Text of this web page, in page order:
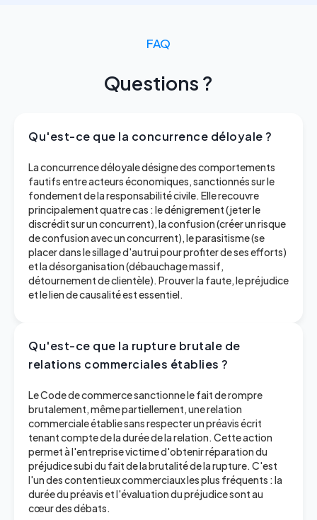
FAQ
Questions ?
Qu'est-ce que la concurrence déloyale ?
La concurrence déloyale désigne des comportements
fautifs entre acteurs économiques, sanctionnés sur le
fondement de la responsabilité civile. Elle recouvre
principalement quatre cas : le dénigrement (jeter le
discrédit sur un concurrent), la confusion (créer un risque
de confusion avec un concurrent), le parasitisme (se
placer dans le sillage d'autrui pour profiter de ses efforts)
et la désorganisation (débauchage massif,
détournement de clientèle). Prouver la faute, le préjudice
et le lien de causalité est essentiel.
Qu'est-ce que la rupture brutale de
relations commerciales établies ?
Le Code de commerce sanctionne le fait de rompre
brutalement, même partiellement, une relation
commerciale établie sans respecter un préavis écrit
tenant compte de la durée de la relation. Cette action
permet à l'entreprise victime d'obtenir réparation du
préjudice subi du fait de la brutalité de la rupture. C'est
l'un des contentieux commerciaux les plus fréquents : la
durée du préavis et l'évaluation du préjudice sont au
cœur des débats.